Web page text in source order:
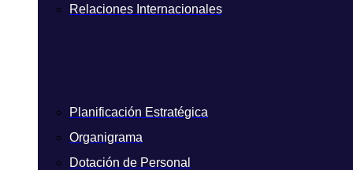
Relaciones Internacionales
Planificación Estratégica
Organigrama
Dotación de Personal